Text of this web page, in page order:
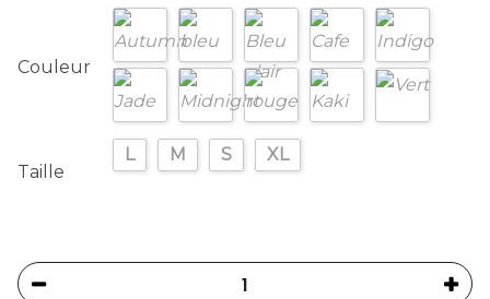
Couleur
Taille
L M S XL